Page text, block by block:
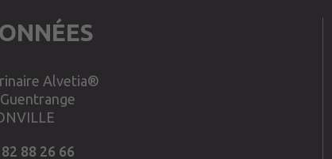
Alvetia®
88 26 66